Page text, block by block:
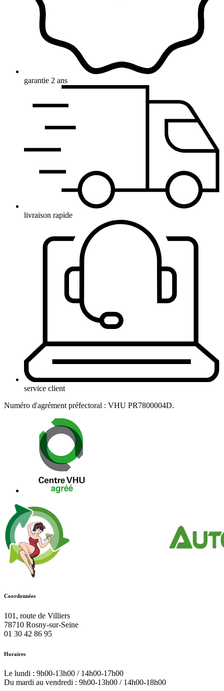
garantie 2 ans
livraison rapide
service client
Numéro d'agrément préfectoral : VHU PR7800004D.
Coordonnées
101, route de Villiers
78710 Rosny-sur-Seine
01 30 42 86 95
Horaires
Le lundi : 9h00-13h00 / 14h00-17h00
Du mardi au vendredi : 9h00-13h00 / 14h00-18h00